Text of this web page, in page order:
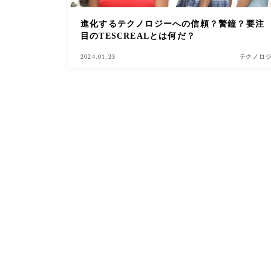
進化するテクノロジーへの信頼？警鐘？要注
目のTESCREALとは何だ？
2024.01.23 テクノロ